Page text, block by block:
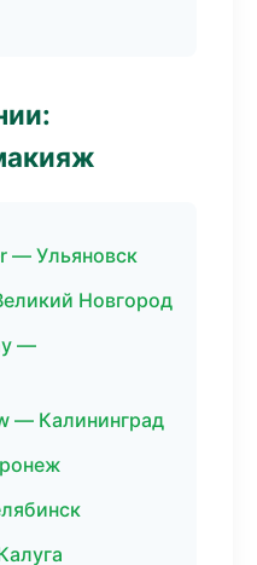
— Ульяновск
Новгород
—
— Калининград